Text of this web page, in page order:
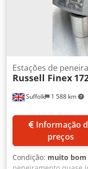
Suffolk 1 588 km
Estações de
Russell Finex
preços
Condição: muito bom